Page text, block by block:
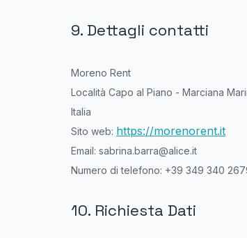
9. Dettagli contatti
Moreno Rent
Località Capo al Piano - Marciana
Italia
Sito web: https://morenorent.it
Email: sabrina.barra@alice.it
Numero di telefono: +39 349 340
10. Richiesta Dati